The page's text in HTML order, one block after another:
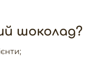
шоколад?